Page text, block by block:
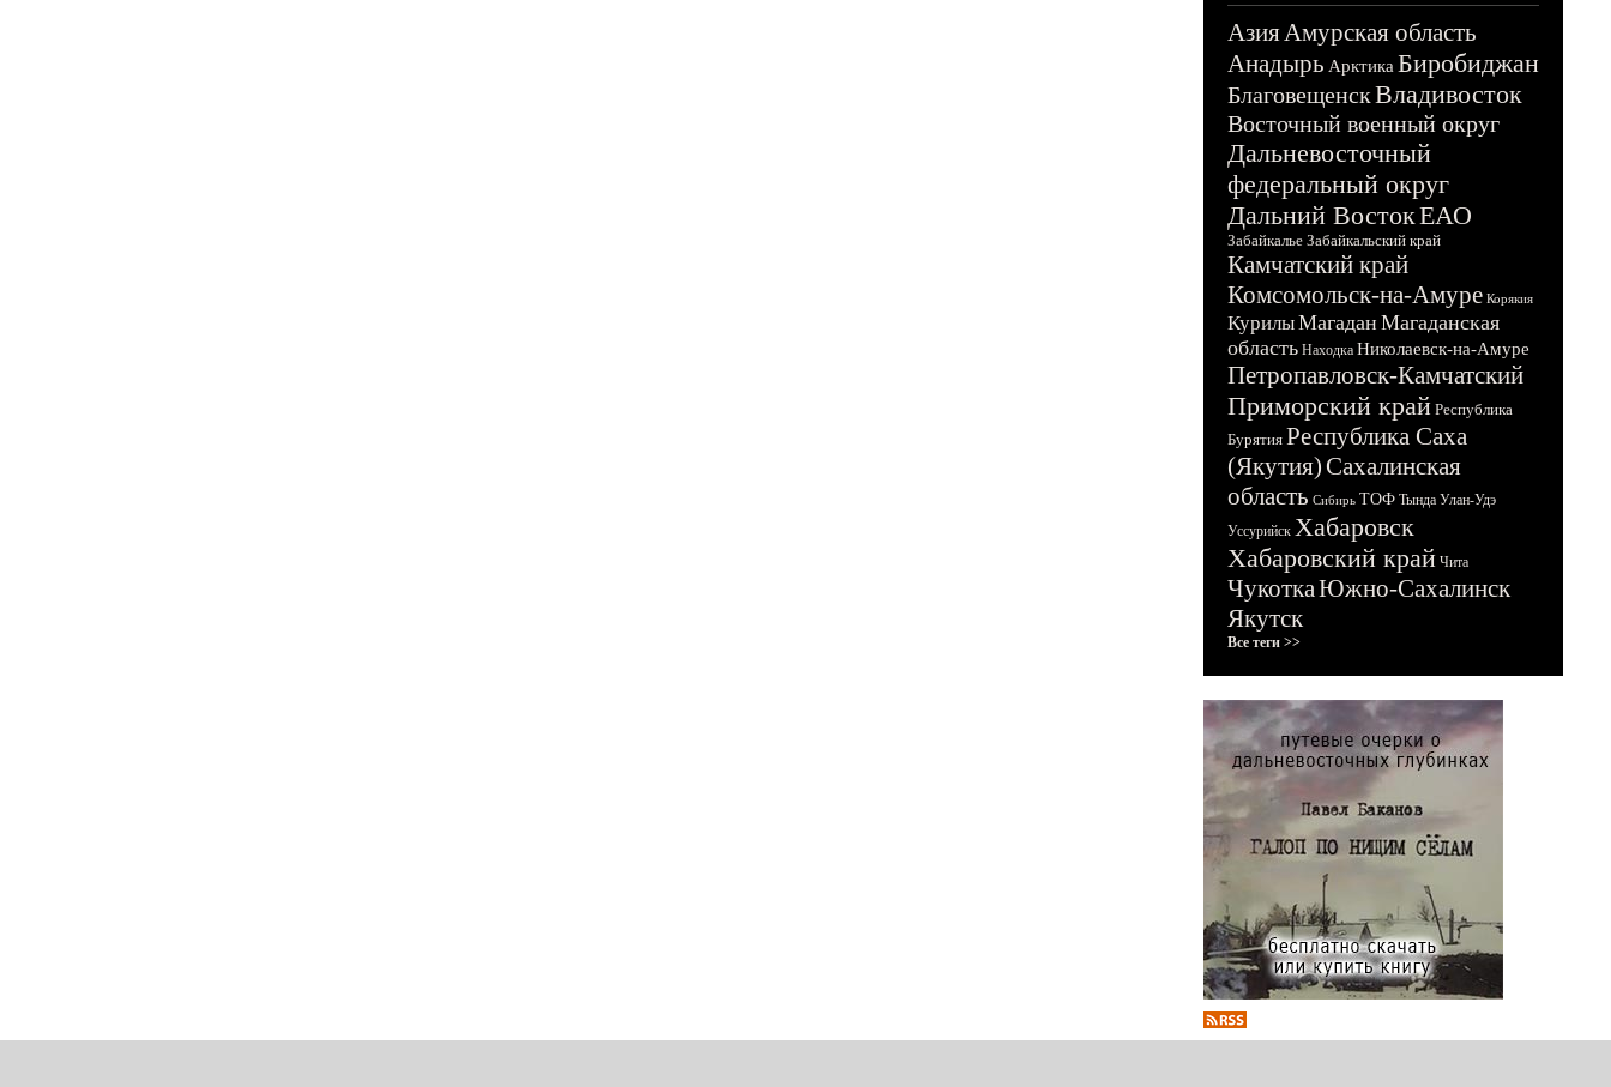
АзияАмурская область
Анадырь Арктика Биробиджан
БлаговещенскВладивосток
Восточный военный округ
Дальневосточный
федеральный округ
Дальний ВостокЕАО
Забайкалье Забайкальский край
Камчатский край
Комсомольск-на-Амуре Корякия
КурилыМагадан Магаданская
область Находка Николаевск-на-Амуре
Петропавловск-Камчатский
Приморский край Республика
Бурятия Республика Саха
(Якутия)Сахалинская
область Сибирь ТОФ Тында Улан-Удэ
Уссурийск Хабаровск
Хабаровский край Чита
ЧукоткаЮжно-Сахалинск
Якутск
Все теги >>